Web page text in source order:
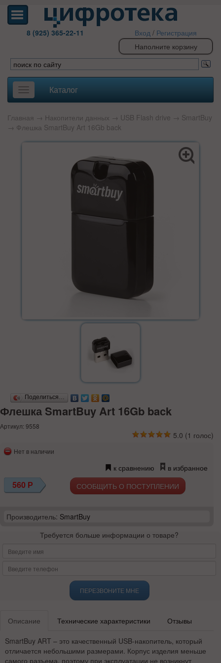
8 (925) 365-22-11 Вход / Регистрация
Наполните корзину
Toggle
navigation
Каталог
Главная → Накопители данных → USB Flash drive → SmartBuy
→ Флешка SmartBuy Art 16Gb back
Поделиться…
Флешка SmartBuy Art 16Gb back
Артикул: 9558
5.0 (1 голос)
Нет в наличии
к сравнению в избранное
560 Р СООБЩИТЬ О ПОСТУПЛЕНИИ
Производитель: SmartBuy
Требуется больше информации о товаре?
ПЕРЕЗВОНИТЕ МНЕ
Описание Технические характеристики Отзывы
SmartBuy ART – это качественный USB-накопитель, который
отличается небольшими размерами. Корпус изделия меньше
самого разъема, поэтому при эксплуатации не возникнут